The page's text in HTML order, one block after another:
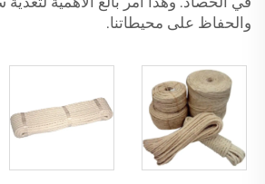
والحفاظ على محيطاتنا.